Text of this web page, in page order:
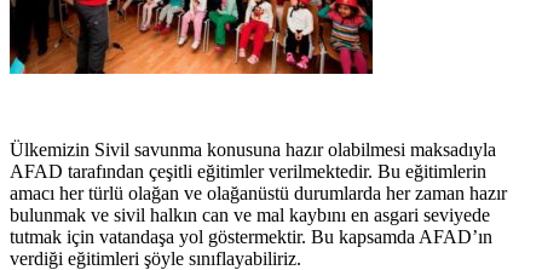
Ülkemizin Sivil savunma konusuna hazır olabilmesi maksadıyla
AFAD tarafından çeşitli eğitimler verilmektedir. Bu eğitimlerin
amacı her türlü olağan ve olağanüstü durumlarda her zaman hazır
bulunmak ve sivil halkın can ve mal kaybını en asgari seviyede
tutmak için vatandaşa yol göstermektir. Bu kapsamda AFAD’ın
verdiği eğitimleri şöyle sınıflayabiliriz.